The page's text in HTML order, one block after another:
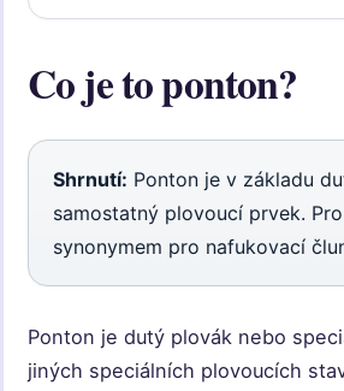
Co je to ponton?
Shrnutí: Ponton je v základu
samostatný plovoucí prvek.
synonymem pro nafukovací
Ponton je dutý plovák nebo
jiných speciálních plovoucích